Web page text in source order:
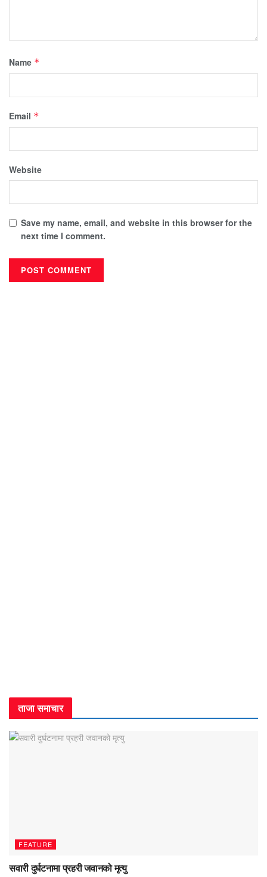
Name *
Email *
Website
Save my name, email, and website in this browser for the
next time I comment.
ताजा समाचार
FEATURE
सवारी दुर्घटनामा प्रहरी जवानको मृत्यु